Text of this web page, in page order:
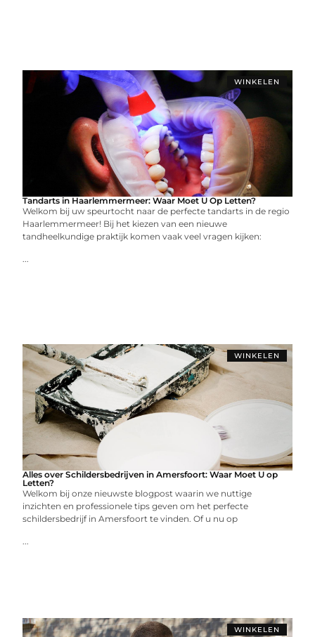
WINKELEN
Tandarts in Haarlemmermeer: Waar Moet U Op Letten?
Welkom bij uw speurtocht naar de perfecte tandarts in de regio
Haarlemmermeer! Bij het kiezen van een nieuwe
tandheelkundige praktijk komen vaak veel vragen kijken:
...
WINKELEN
Alles over Schildersbedrijven in Amersfoort: Waar Moet U op
Letten?
Welkom bij onze nieuwste blogpost waarin we nuttige
inzichten en professionele tips geven om het perfecte
schildersbedrijf in Amersfoort te vinden. Of u nu op
...
WINKELEN